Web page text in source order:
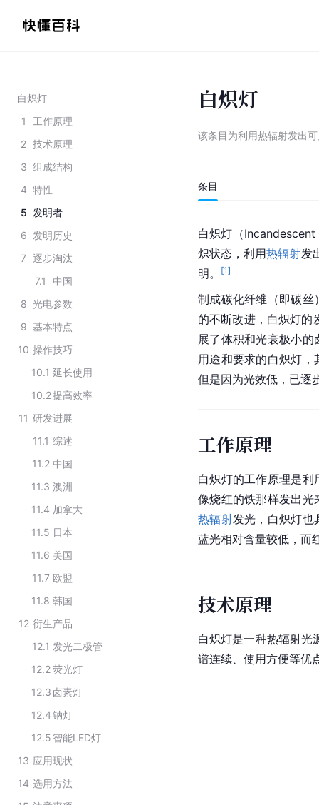
白炽灯
1
工作原理
2 技术原理
3 组成结构
4 特性
5 发明者
6 发明历史
7 逐步淘汰
7.1
中国
8 光电参数
9 基本特点
10 操作技巧
10.1 延长使用
10.2提高效率
11 研发进展
11.1 综述
11.2 中国
11.3 澳洲
11.4 加拿大
11.5 日本
11.6 美国
11.7 欧盟
11.8 韩国
12 衍生产品
12.1 发光二极管
12.2荧光灯
12.3 卤素灯
12.4钠灯
12.5 智能LED灯
13 应用现状
14 选用方法
白炽灯
该条目为利用热辐射发出
条目
白炽灯（
炽状态，利用热辐射发
明。
[1]
制成碳化纤维（即碳丝
的不断改进，白炽灯的
展了体积和光衰极小
用途和要求的白炽灯
但是因为光效低，已逐
工作原理
白炽灯的工作原理是
像烧红的铁那样发出光
热辐射发光，白炽灯也
蓝光相对含量较低，而
技术原理
白炽灯是一种热辐射光
谱连续、使用方便等优